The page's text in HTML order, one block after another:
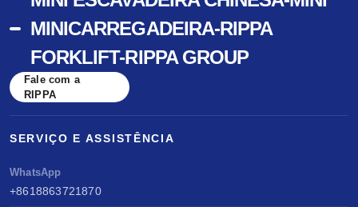
MINICARREGADEIRA-RIPPA
FORKLIFT-RIPPA GROUP
Fale com a
RIPPA
SERVIÇO E ASSISTÊNCIA
WhatsApp
+8618863721870